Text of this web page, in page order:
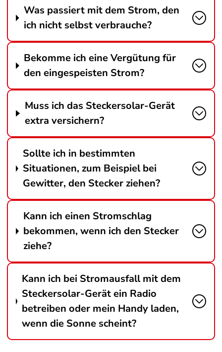
Was passiert mit dem Strom, den
ich nicht selbst verbrauche?
Bekomme ich eine Vergütung für
den eingespeisten Strom?
Muss ich das Steckersolar-Gerät
extra versichern?
Sollte ich in bestimmten
Situationen, zum Beispiel bei
Gewitter, den Stecker ziehen?
Kann ich einen Stromschlag
bekommen, wenn ich den Stecker
ziehe?
Kann ich bei Stromausfall mit dem
Steckersolar-Gerät ein Radio
betreiben oder mein Handy laden,
wenn die Sonne scheint?